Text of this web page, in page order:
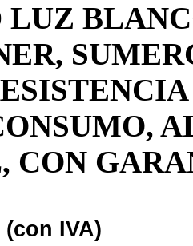
LUZ
CON
(con IVA)